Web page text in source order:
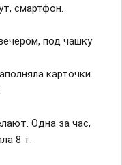
смартфон.
под чашку
карточки.
Одна за час,
8 т.